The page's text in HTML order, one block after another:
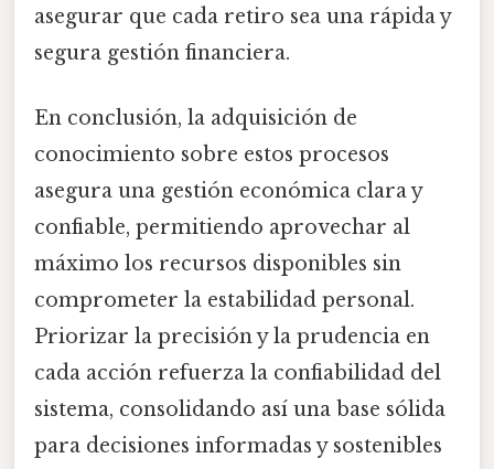
asegurar que cada retiro sea una rápida y
segura gestión financiera.
En conclusión, la adquisición de
conocimiento sobre estos procesos
asegura una gestión económica clara y
confiable, permitiendo aprovechar al
máximo los recursos disponibles sin
comprometer la estabilidad personal.
Priorizar la precisión y la prudencia en
cada acción refuerza la confiabilidad del
sistema, consolidando así una base sólida
para decisiones informadas y sostenibles